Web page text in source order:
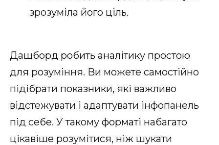
зрозуміла його ціль.
Дашборд робить аналітику простою
для розуміння. Ви можете самостійно
підібрати показники, які важливо
відстежувати і адаптувати інфопанель
під себе. У такому форматі набагато
цікавіше розумітися, ніж шукати